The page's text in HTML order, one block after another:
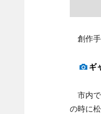
創作手
ギ
市内で
の時に